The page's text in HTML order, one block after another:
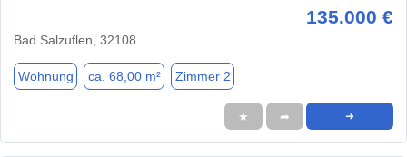
135.000 €
Bad Salzuflen, 32108
Wohnung ca. 68,00 m² Zimmer 2
★ ➦ ➜